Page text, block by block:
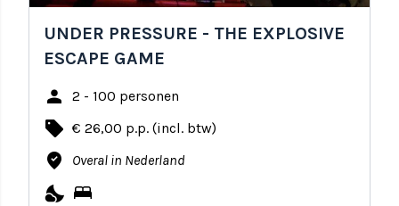
UNDER PRESSURE - THE EXPLOSIVE
ESCAPE GAME
person 2 - 100 personen
local_offer € 26,00 p.p. (incl. btw)
where_to_vote Overal in Nederland
nights_stay bed